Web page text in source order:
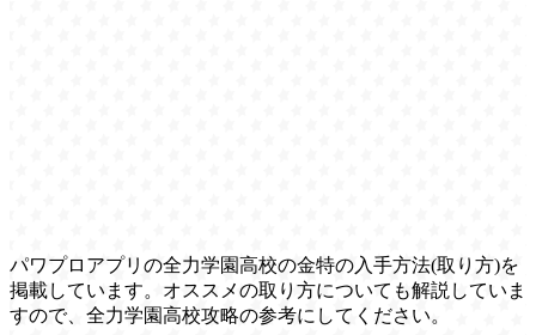
パワプロアプリの全力学園高校の金特の入手方法(取り方)を
掲載しています。オススメの取り方についても解説していま
すので、全力学園高校攻略の参考にしてください。